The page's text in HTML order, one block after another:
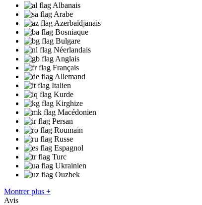
Albanais
Arabe
Azerbaïdjanais
Bosniaque
Bulgare
Néerlandais
Anglais
Français
Allemand
Italien
Kurde
Kirghize
Macédonien
Persan
Roumain
Russe
Espagnol
Turc
Ukrainien
Ouzbek
Montrer plus +
Avis